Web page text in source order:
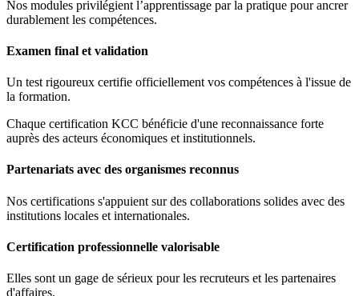
Nos modules privilégient l’apprentissage par la pratique pour ancrer
durablement les compétences.
Examen final et validation
Un test rigoureux certifie officiellement vos compétences à l'issue de
la formation.
Chaque certification KCC bénéficie d'une reconnaissance forte
auprès des acteurs économiques et institutionnels.
Partenariats avec des organismes reconnus
Nos certifications s'appuient sur des collaborations solides avec des
institutions locales et internationales.
Certification professionnelle valorisable
Elles sont un gage de sérieux pour les recruteurs et les partenaires
d'affaires.